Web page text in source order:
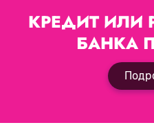
КРЕДИТ ИЛИ
БАНКА